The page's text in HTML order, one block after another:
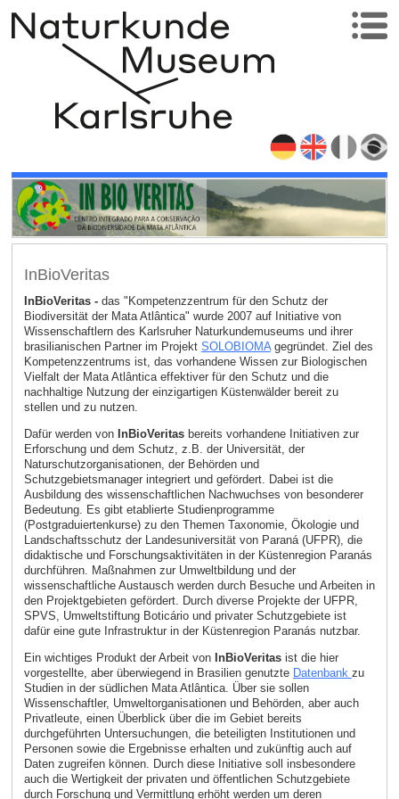
InBioVeritas
InBioVeritas -das "Kompetenzzentrum für den Schutz der
Biodiversität der Mata Atlântica" wurde 2007 auf Initiative von
Wissenschaftlern des Karlsruher Naturkundemuseums und ihrer
brasilianischen Partner im Projekt SOLOBIOMAgegründet. Ziel des
Kompetenzzentrums ist, das vorhandene Wissen zur Biologischen
Vielfalt der Mata Atlântica effektiver für den Schutz und die
nachhaltige Nutzung der einzigartigen Küstenwälder bereit zu
stellen und zu nutzen.
Dafür werden von InBioVeritasbereits vorhandene Initiativen zur
Erforschung und dem Schutz, z.B. der Universität, der
Naturschutzorganisationen, der Behörden und
Schutzgebietsmanager integriert und gefördert. Dabei ist die
Ausbildung des wissenschaftlichen Nachwuchses von besonderer
Bedeutung. Es gibt etablierte Studienprogramme
(Postgraduiertenkurse) zu den Themen Taxonomie, Ökologie und
Landschaftsschutz der Landesuniversität von Paraná (UFPR), die
didaktische und Forschungsaktivitäten in der Küstenregion Paranás
durchführen. Maßnahmen zur Umweltbildung und der
wissenschaftliche Austausch werden durch Besuche und Arbeiten in
den Projektgebieten gefördert. Durch diverse Projekte der UFPR,
SPVS, Umweltstiftung Boticário und privater Schutzgebiete ist
dafür eine gute Infrastruktur in der Küstenregion Paranás nutzbar.
Ein wichtiges Produkt der Arbeit von InBioVeritas ist die hier
vorgestellte, aber überwiegend in Brasilien genutzte Datenbank zu
Studien in der südlichen Mata Atlântica. Über sie sollen
Wissenschaftler, Umweltorganisationen und Behörden, aber auch
Privatleute, einen Überblick über die im Gebiet bereits
durchgeführten Untersuchungen, die beteiligten Institutionen und
Personen sowie die Ergebnisse erhalten und zukünftig auch auf
Daten zugreifen können. Durch diese Initiative soll insbesondere
auch die Wertigkeit der privaten und öffentlichen Schutzgebiete
durch Forschung und Vermittlung erhöht werden um deren